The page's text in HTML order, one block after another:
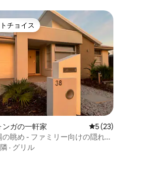
中4.9つ星の平均評価
ゲストチョイスです。
チョイス
ンガの一軒家 レビュー23件、5
5 (23)
の眺め - ファミリー向けの隠れ家
4BR
· グリル